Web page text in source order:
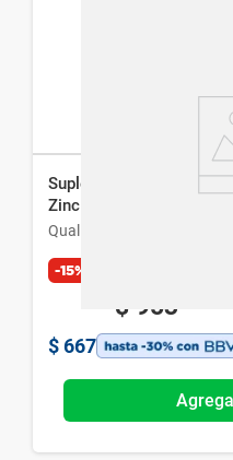
Suplemento Dietario
Zinc + Vitamina D3 x 100
Qualivits
-15%
$ 953
$ 667